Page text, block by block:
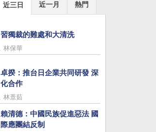
近三日 近一月 熱門
習獨裁的難處和大清洗
林保華
卓揆：推台日企業共同研發 深
化合作
林薏茹
賴清德：中國民族促進惡法 國
際應團結反制